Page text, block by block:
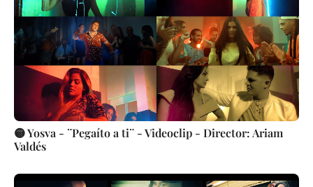
🟡 Yosva - ¨Pegaíto a ti¨ - Videoclip - Director: Ariam
Valdés